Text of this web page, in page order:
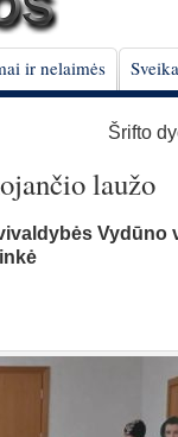
ir nelaimės
Šrifto
laužo
Vydūno